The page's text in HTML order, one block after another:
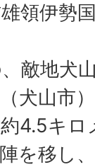
領伊勢
敵地犬
犬山市
4.5キ
を移し